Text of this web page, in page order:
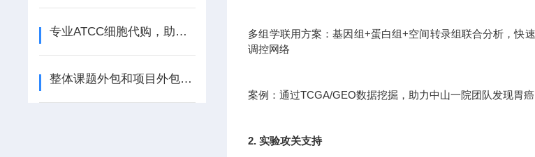
专业ATCC细胞代购，助力科研无忧
整体课题外包和项目外包-为什么越来越多的企业选择实验外包?
多组学联用方案：基因组+蛋白组+空间转录组联合分析，快
调控网络
案例：通过TCGA/GEO数据挖掘，助力中山一院团队发现胃
2. 实验攻关支持